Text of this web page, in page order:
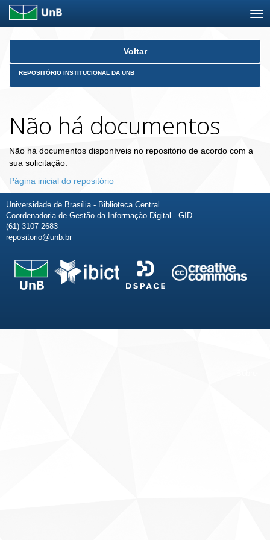
Skip
Voltar
REPOSITÓRIO INSTITUCIONAL DA UNB
Não há documentos
Não há documentos disponíveis no repositório de acordo com a
sua solicitação.
Página inicial do repositório
Universidade de Brasília - Biblioteca Central
Coordenadoria de Gestão da Informação Digital - GID
(61) 3107-2683
repositorio@unb.br